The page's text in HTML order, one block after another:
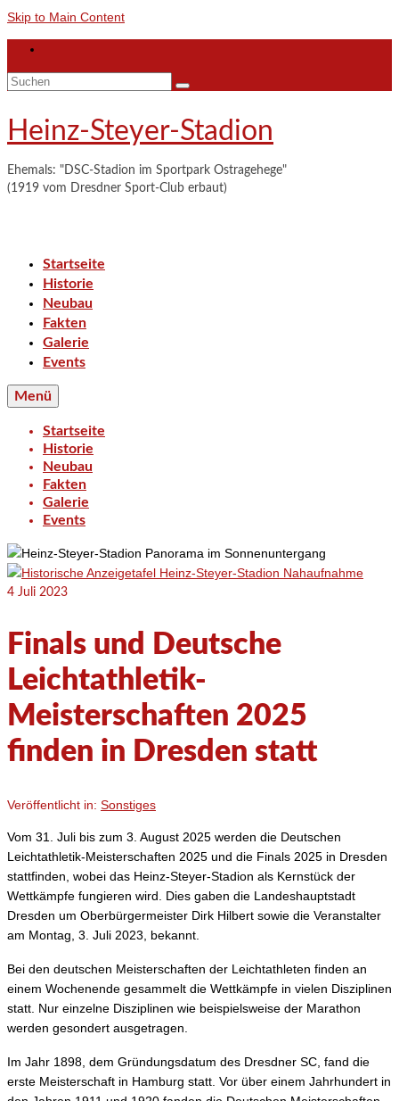
Skip to Main Content
Suchen
Heinz-Steyer-Stadion
Ehemals: "DSC-Stadion im Sportpark Ostragehege"
(1919 vom Dresdner Sport-Club erbaut)
Startseite
Historie
Neubau
Fakten
Galerie
Events
Menü
Startseite
Historie
Neubau
Fakten
Galerie
Events
4 Juli 2023
Finals und Deutsche
Leichtathletik-
Meisterschaften 2025
finden in Dresden statt
Veröffentlicht in: Sonstiges
Vom 31. Juli bis zum 3. August 2025 werden die Deutschen
Leichtathletik-Meisterschaften 2025 und die Finals 2025 in Dresden
stattfinden, wobei das Heinz-Steyer-Stadion als Kernstück der
Wettkämpfe fungieren wird. Dies gaben die Landeshauptstadt
Dresden um Oberbürgermeister Dirk Hilbert sowie die Veranstalter
am Montag, 3. Juli 2023, bekannt.
Bei den deutschen Meisterschaften der Leichtathleten finden an
einem Wochenende gesammelt die Wettkämpfe in vielen Disziplinen
statt. Nur einzelne Disziplinen wie beispielsweise der Marathon
werden gesondert ausgetragen.
Im Jahr 1898, dem Gründungsdatum des Dresdner SC, fand die
erste Meisterschaft in Hamburg statt. Vor über einem Jahrhundert in